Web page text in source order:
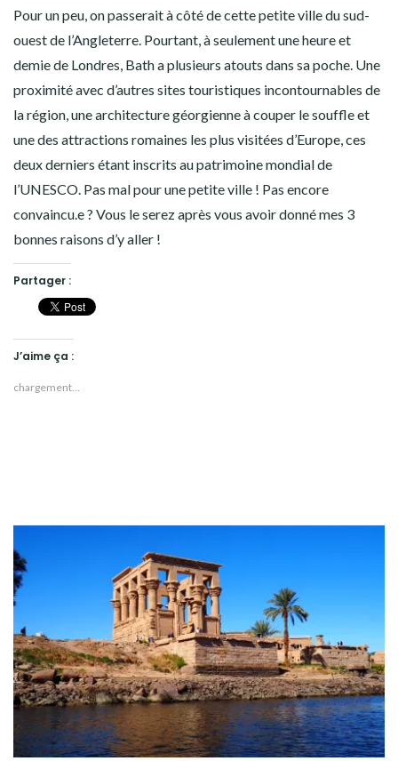
Pour un peu, on passerait à côté de cette petite ville du sud-
ouest de l’Angleterre. Pourtant, à seulement une heure et
demie de Londres, Bath a plusieurs atouts dans sa poche. Une
proximité avec d’autres sites touristiques incontournables de
la région, une architecture géorgienne à couper le souffle et
une des attractions romaines les plus visitées d’Europe, ces
deux derniers étant inscrits au patrimoine mondial de
l’UNESCO. Pas mal pour une petite ville ! Pas encore
convaincu.e ? Vous le serez après vous avoir donné mes 3
bonnes raisons d’y aller !
Partager :
J’aime ça :
chargement…